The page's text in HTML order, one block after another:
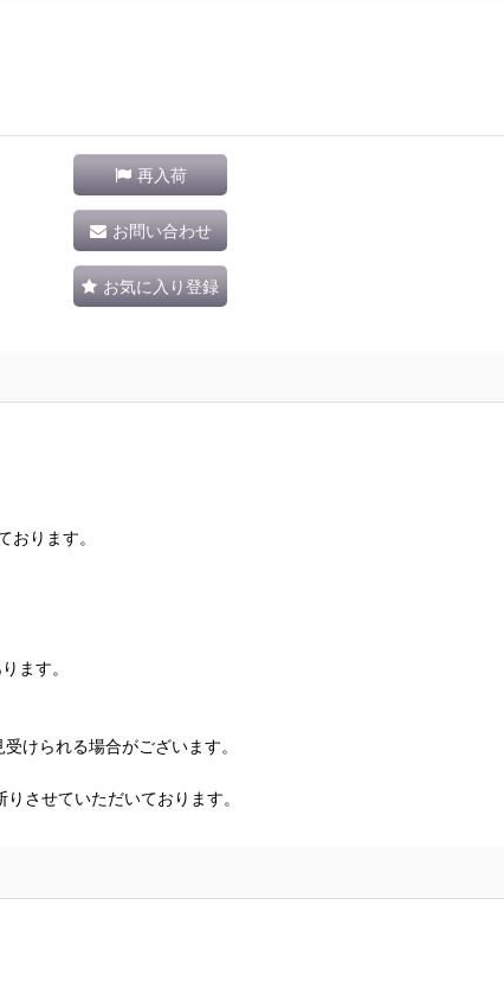
再入荷
お問い合わせ
お気に入り登録
ります。
ます。
けられる場合がございます。
させていただいております。